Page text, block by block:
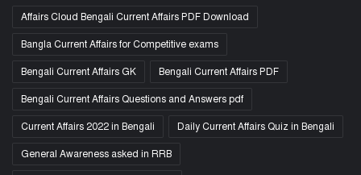
Affairs Cloud Bengali Current Affairs PDF Download
Bangla Current Affairs for Competitive exams
Bengali Current Affairs GK Bengali Current Affairs PDF
Bengali Current Affairs Questions and Answers pdf
Current Affairs 2022 in Bengali Daily Current Affairs Quiz in Bengali
General Awareness asked in RRB